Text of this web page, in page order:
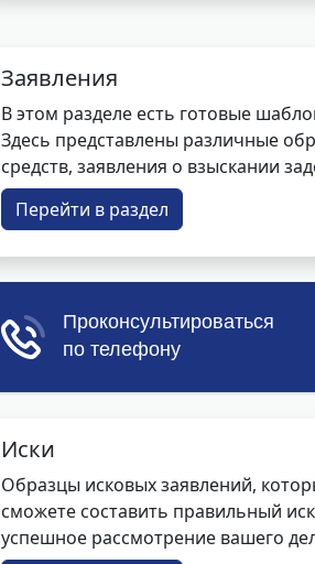
Заявления
В этом разделе есть готовые
Здесь представлены различные
средств, заявления о взыскании
Перейти в раздел
Иски
Образцы исковых заявлений,
сможете составить правильный
успешное рассмотрение вашего